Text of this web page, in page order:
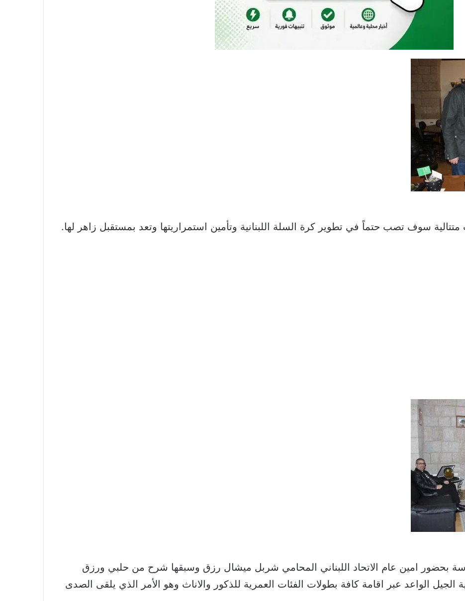
سوف تصب حتماً في تطوير كرة السلة اللبنانية وتأمين استمراريتها وتعد بمستقبل زاهر لها.
بحضور امين عام الاتحاد اللبناني المحامي شربل ميشال رزق وسبقها شرح من حلبي ورزق
الجيل الواعد عبر اقامة كافة بطولات الفئات العمرية للذكور والاناث وهو الأمر الذي يلقى الصدى